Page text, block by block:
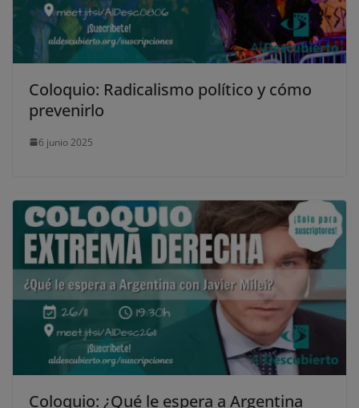
Coloquio: Radicalismo político y cómo
prevenirlo
6 junio 2025
Coloquio: ¿Qué le espera a Argentina